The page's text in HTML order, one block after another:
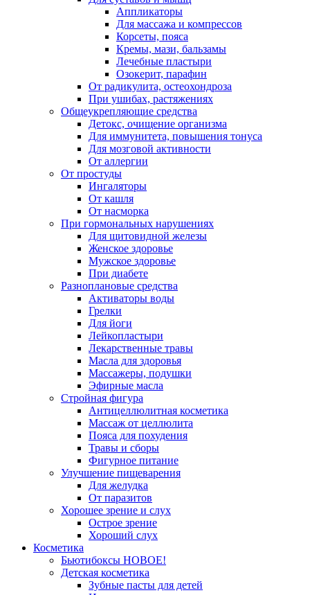
Аппликаторы
Для массажа и компрессов
Корсеты, пояса
Кремы, мази, бальзамы
Лечебные пластыри
Озокерит, парафин
От радикулита, остеохондроза
При ушибах, растяжениях
Общеукрепляющие средства
Детокс, очищение организма
Для иммунитета, повышения тонуса
Для мозговой активности
От аллергии
От простуды
Ингаляторы
От кашля
От насморка
При гормональных нарушениях
Для щитовидной железы
Женское здоровье
Мужское здоровье
При диабете
Разноплановые средства
Активаторы воды
Грелки
Для йоги
Лейкопластыри
Лекарственные травы
Масла для здоровья
Массажеры, подушки
Эфирные масла
Стройная фигура
Антицеллюлитная косметика
Массаж от целлюлита
Пояса для похудения
Травы и сборы
Фигурное питание
Улучшение пищеварения
Для желудка
От паразитов
Хорошее зрение и слух
Острое зрение
Хороший слух
Косметика
Бьютибоксы НОВОЕ!
Детская косметика
Зубные пасты для детей